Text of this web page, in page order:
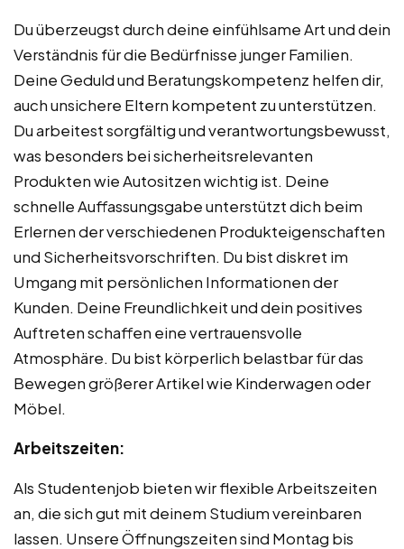
Du überzeugst durch deine einfühlsame Art und dein
Verständnis für die Bedürfnisse junger Familien.
Deine Geduld und Beratungskompetenz helfen dir,
auch unsichere Eltern kompetent zu unterstützen.
Du arbeitest sorgfältig und verantwortungsbewusst,
was besonders bei sicherheitsrelevanten
Produkten wie Autositzen wichtig ist. Deine
schnelle Auffassungsgabe unterstützt dich beim
Erlernen der verschiedenen Produkteigenschaften
und Sicherheitsvorschriften. Du bist diskret im
Umgang mit persönlichen Informationen der
Kunden. Deine Freundlichkeit und dein positives
Auftreten schaffen eine vertrauensvolle
Atmosphäre. Du bist körperlich belastbar für das
Bewegen größerer Artikel wie Kinderwagen oder
Möbel.
Arbeitszeiten:
Als Studentenjob bieten wir flexible Arbeitszeiten
an, die sich gut mit deinem Studium vereinbaren
lassen. Unsere Öffnungszeiten sind Montag bis